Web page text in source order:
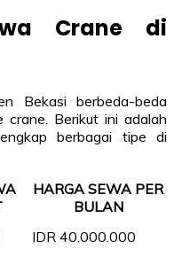
Crane di
Bekasi berbeda-beda
Berikut ini adalah
berbagai tipe di
HARGA SEWA PER
BULAN
IDR 40.000.000